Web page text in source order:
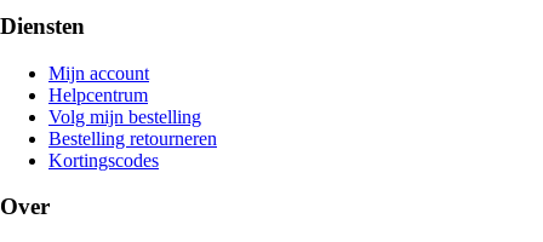
Diensten
Mijn account
Helpcentrum
Volg mijn bestelling
Bestelling retourneren
Kortingscodes
Over